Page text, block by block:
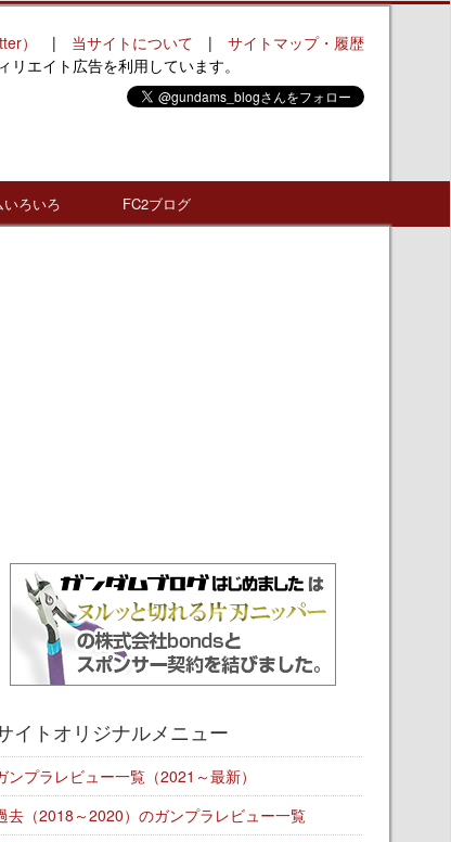
） | 当サイトについて | サイトマップ・履歴
リエイト広告を利用しています。
ろいろ FC2ブログ
イトオリジナルメニュー
ンプラレビュー一覧（2021～最新）
去（2018～2020）のガンプラレビュー一覧